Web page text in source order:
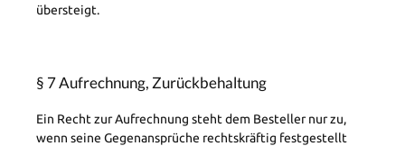
übersteigt.
§ 7 Aufrechnung, Zurückbehaltung
Ein Recht zur Aufrechnung steht dem Besteller nur zu,
wenn seine Gegenansprüche rechtskräftig festgestellt